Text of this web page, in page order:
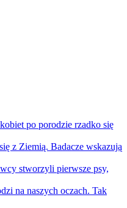
po porodzie rzadko się
z Ziemią. Badacze wskazują
stworzyli pierwsze psy,
na naszych oczach. Tak